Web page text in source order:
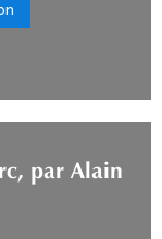
par Alain